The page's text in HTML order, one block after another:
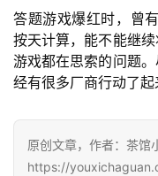
十
三
届
金
奖
答题游戏爆红时，曾
按天计算，能不能继
游戏都在思索的问题
经有很多厂商行动了起
原创文章，作者：茶馆
https://